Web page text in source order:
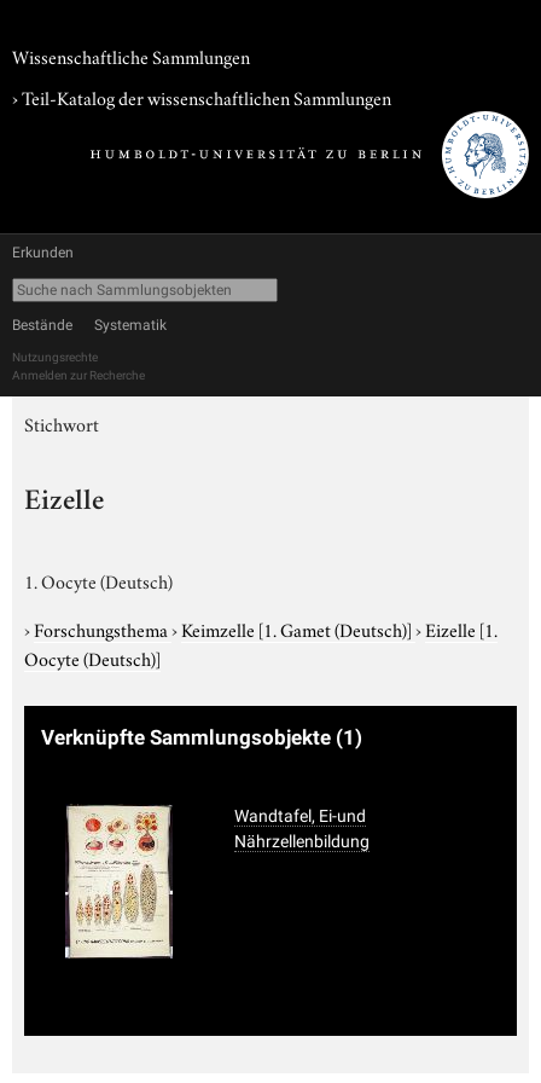
Wissenschaftliche Sammlungen
› Teil-Katalog der wissenschaftlichen Sammlungen
Erkunden
Bestände Systematik
Nutzungsrechte
Anmelden zur Recherche
Stichwort
Eizelle
1. Oocyte (Deutsch)
›Forschungsthema›Keimzelle [1. Gamet (Deutsch)]›Eizelle [1.
Oocyte (Deutsch)]
Verknüpfte Sammlungsobjekte (1)
Wandtafel, Ei-und
Nährzellenbildung